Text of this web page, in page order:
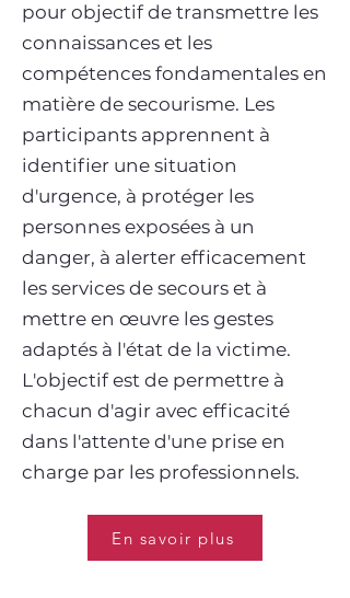
pour objectif de transmettre les
connaissances et les
compétences fondamentales en
matière de secourisme. Les
participants apprennent à
identifier une situation
d'urgence, à protéger les
personnes exposées à un
danger, à alerter efficacement
les services de secours et à
mettre en œuvre les gestes
adaptés à l'état de la victime.
L'objectif est de permettre à
chacun d'agir avec efficacité
dans l'attente d'une prise en
charge par les professionnels.
En savoir plus